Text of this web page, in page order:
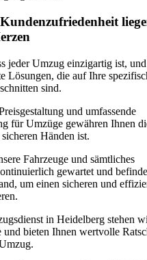
jeder Umzug einzigartig ist,
Lösungen, die auf Ihre
sind.
und umfassende
für Umzüge gewähren Ihnen
Händen ist.
Fahrzeuge und sämtliches
gewartet und
um einen sicheren und
in Heidelberg stehen
und bieten Ihnen wertvolle